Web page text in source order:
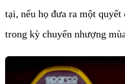
tại, nếu họ đưa ra một quyết
trong kỳ chuyển nhượng